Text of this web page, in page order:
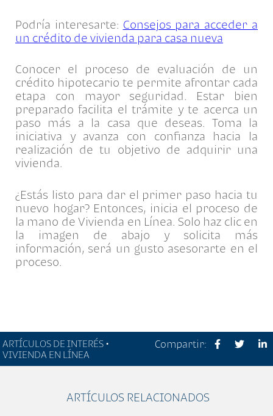
Podría interesarte: Consejos para acceder a
un crédito de vivienda para casa nueva
Conocer el proceso de evaluación de un
crédito hipotecario te permite afrontar cada
etapa con mayor seguridad. Estar bien
preparado facilita el trámite y te acerca un
paso más a la casa que deseas. Toma la
iniciativa y avanza con confianza hacia la
realización de tu objetivo de adquirir una
vivienda.
¿Estás listo para dar el primer paso hacia tu
nuevo hogar? Entonces, inicia el proceso de
la mano de Vivienda en Línea. Solo haz clic en
la imagen de abajo y solicita más
información, será un gusto asesorarte en el
proceso.
ARTÍCULOS DE INTERÉS •
VIVIENDA EN LÍNEA
Compartir:
ARTÍCULOS RELACIONADOS